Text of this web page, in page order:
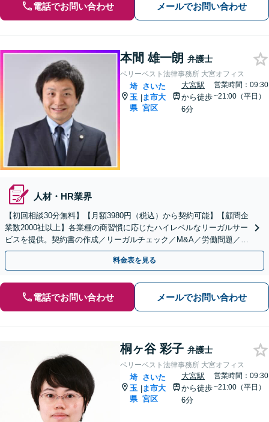
電話でお問い合わせ メールでお問い合わせ
本間 雄一朗 弁護士
ベリーベスト法律事務所 大宮オフィス
埼
玉
県
|
さいた
ま市大
宮区
大宮駅
から徒歩
6分
営業時間：09:30
~21:00（平日）
人材・HR業界
【初回相談30分無料】【月額3980円（税込）から契約可能】【顧問企
業数2000社以上】各業種の商習慣に応じたハイレベルなリーガルサー
ビスを提供。契約書の作成／リーガルチェック／M&A／労働問題／知
的財産等、お任せください【他士業連携可能】
料金表を見る
電話でお問い合わせ メールでお問い合わせ
桐ヶ谷 彩子 弁護士
ベリーベスト法律事務所 大宮オフィス
埼
玉
県
|
さいた
ま市大
宮区
大宮駅
から徒歩
6分
営業時間：09:30
~21:00（平日）